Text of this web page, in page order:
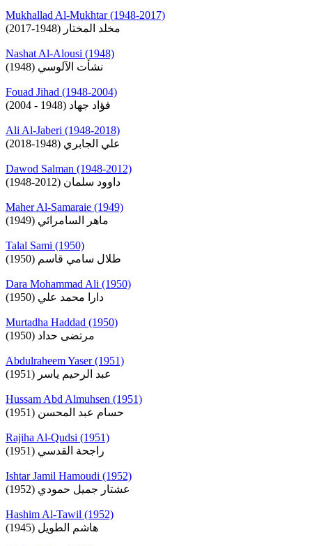
Mukhallad Al-Mukhtar (1948-2017)
مخلد المختار (1948-2017)
Nashat Al-Alousi (1948)
نشأت الآلوسي (1948)
Fouad Jihad (1948-2004)
فؤاد جهاد (1948 - 2004)
Ali Al-Jaberi (1948-2018)
علي الجابري (1948-2018)
Dawod Salman (1948-2012)
داوود سلمان (2012-1948)
Maher Al-Samaraie (1949)
ماهر السامرائي (1949)
Talal Sami (1950)
طلال سامي قاسم (1950)
Dara Mohammad Ali (1950)
دارا محمد علي (1950)
Murtadha Haddad (1950)
مرتضى حداد (1950)
Abdulraheem Yaser (1951)
عبد الرحيم ياسر (1951)
Hussam Abd Almuhsen (1951)
حسام عبد المحسن (1951)
Rajiha Al-Qudsi (1951)
راجحة القدسي (1951)
Ishtar Jamil Hamoudi (1952)
عشتار جميل حمودي (1952)
Hashim Al-Tawil (1952)
هاشم الطويل (1945)